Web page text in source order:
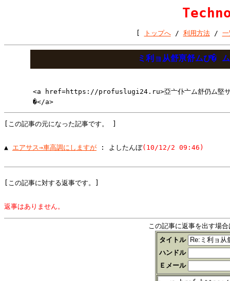
トップへ/ 利用方法/
ミ利ョ从舒亰舒ムび� ム
<a href=https://profuslugi24.ru>亞亠仆亠ム舒仍ム堅サ舒ム
�</a>
[この記事の元になった記事です。 ]
▲ エアサス→車高調にしますが : よしたんぼ(10/12/2 09:46)
[この記事に対する返事です。]
返事はありません。
この記事に返事を出す場
タイトル
ハンドル
Ｅメール